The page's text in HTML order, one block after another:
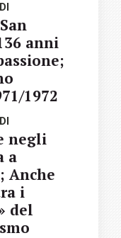
anni
1972
negli
a
Anche
i
del